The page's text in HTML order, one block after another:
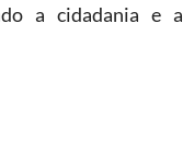
a cidadania e a